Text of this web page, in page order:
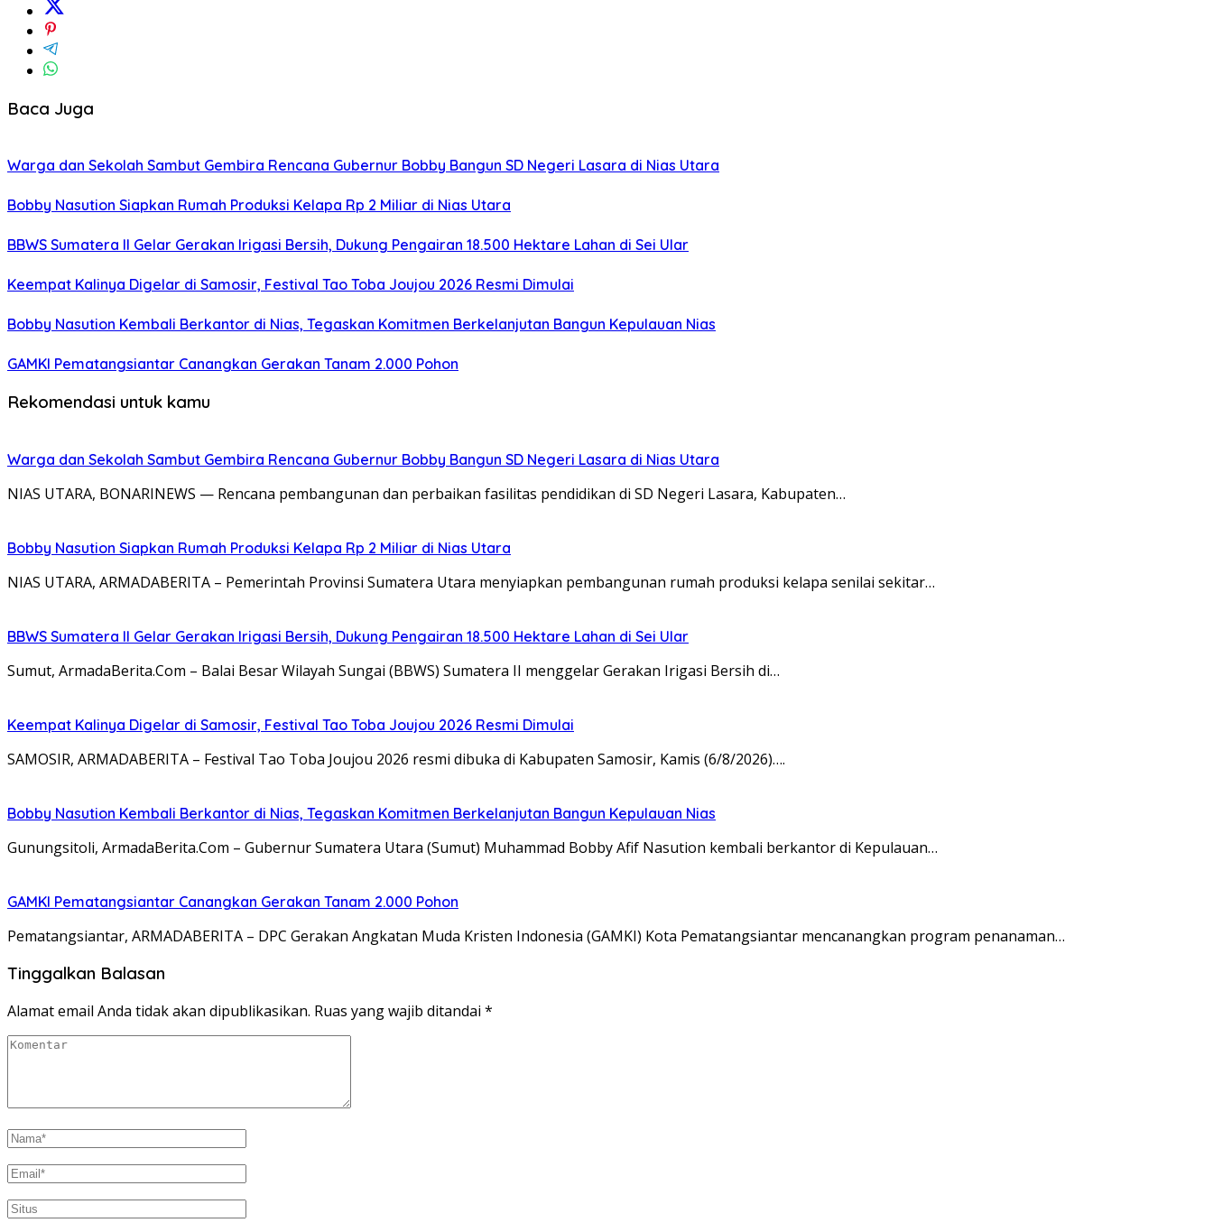
Baca Juga
Warga dan Sekolah Sambut Gembira Rencana Gubernur Bobby Bangun SD Negeri Lasara di Nias Utara
Bobby Nasution Siapkan Rumah Produksi Kelapa Rp 2 Miliar di Nias Utara
BBWS Sumatera II Gelar Gerakan Irigasi Bersih, Dukung Pengairan 18.500 Hektare Lahan di Sei Ular
Keempat Kalinya Digelar di Samosir, Festival Tao Toba Joujou 2026 Resmi Dimulai
Bobby Nasution Kembali Berkantor di Nias, Tegaskan Komitmen Berkelanjutan Bangun Kepulauan Nias
GAMKI Pematangsiantar Canangkan Gerakan Tanam 2.000 Pohon
Rekomendasi untuk kamu
Warga dan Sekolah Sambut Gembira Rencana Gubernur Bobby Bangun SD Negeri Lasara di Nias Utara
NIAS UTARA, BONARINEWS — Rencana pembangunan dan perbaikan fasilitas pendidikan di SD Negeri Lasara, Kabupaten…
Bobby Nasution Siapkan Rumah Produksi Kelapa Rp 2 Miliar di Nias Utara
NIAS UTARA, ARMADABERITA – Pemerintah Provinsi Sumatera Utara menyiapkan pembangunan rumah produksi kelapa senilai sekitar…
BBWS Sumatera II Gelar Gerakan Irigasi Bersih, Dukung Pengairan 18.500 Hektare Lahan di Sei Ular
Sumut, ArmadaBerita.Com – Balai Besar Wilayah Sungai (BBWS) Sumatera II menggelar Gerakan Irigasi Bersih di…
Keempat Kalinya Digelar di Samosir, Festival Tao Toba Joujou 2026 Resmi Dimulai
SAMOSIR, ARMADABERITA – Festival Tao Toba Joujou 2026 resmi dibuka di Kabupaten Samosir, Kamis (6/8/2026)….
Bobby Nasution Kembali Berkantor di Nias, Tegaskan Komitmen Berkelanjutan Bangun Kepulauan Nias
Gunungsitoli, ArmadaBerita.Com – Gubernur Sumatera Utara (Sumut) Muhammad Bobby Afif Nasution kembali berkantor di Kepulauan…
GAMKI Pematangsiantar Canangkan Gerakan Tanam 2.000 Pohon
Pematangsiantar, ARMADABERITA – DPC Gerakan Angkatan Muda Kristen Indonesia (GAMKI) Kota Pematangsiantar mencanangkan program penanaman…
Tinggalkan Balasan
Alamat email Anda tidak akan dipublikasikan. Ruas yang wajib ditandai *